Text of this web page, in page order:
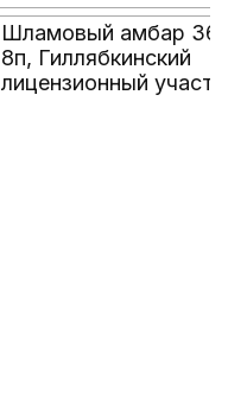
Шламовый амбар
8п, Гиллябкинский
лицензионный